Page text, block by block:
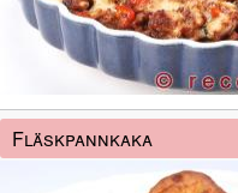
Fläskpannkaka